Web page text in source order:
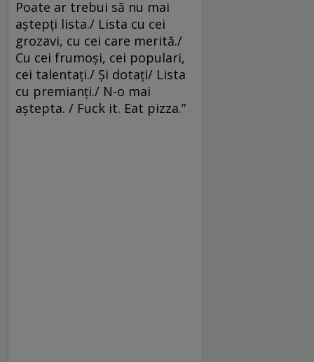
Poate ar trebui să nu mai
aștepți lista./ Lista cu cei
grozavi, cu cei care merită./
Cu cei frumoși, cei populari,
cei talentați./ Și dotați/ Lista
cu premianți./ N-o mai
aștepta. / Fuck it. Eat pizza.”